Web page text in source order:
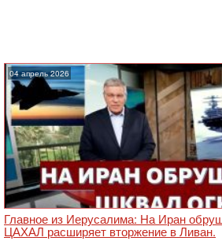
04 апрель 2026
Главное из Иерусалима: На Иран
ЦАХАЛ расширяет вторжение в Ливан.